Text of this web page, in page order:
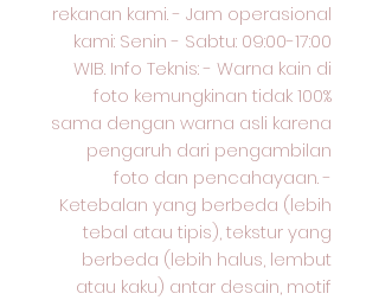
rekanan kami. - Jam operasional
kami: Senin - Sabtu: 09:00-17:00
WIB. Info Teknis: - Warna kain di
foto kemungkinan tidak 100%
sama dengan warna asli karena
pengaruh dari pengambilan
foto dan pencahayaan. -
Ketebalan yang berbeda (lebih
tebal atau tipis), tekstur yang
berbeda (lebih halus, lembut
atau kaku) antar desain, motif